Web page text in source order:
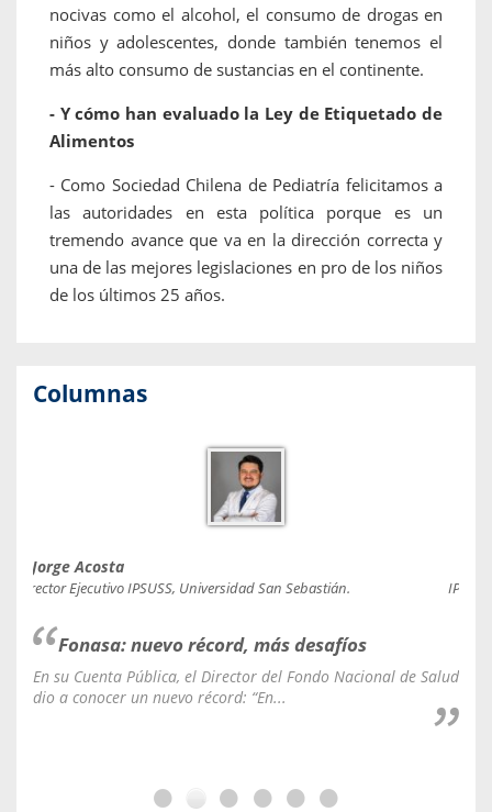
nocivas como el alcohol, el consumo de drogas en
niños y adolescentes, donde también tenemos el
más alto consumo de sustancias en el continente.
- Y cómo han evaluado la Ley de Etiquetado de
Alimentos
- Como Sociedad Chilena de Pediatría felicitamos a
las autoridades en esta política porque es un
tremendo avance que va en la dirección correcta y
una de las mejores legislaciones en pro de los niños
de los últimos 25 años.
Columnas
Jorge Acosta
Director Ejecutivo IPSUSS, Universidad San Sebastián.
Fonasa: nuevo récord, más desafíos
En su Cuenta Pública, el Director del Fondo Nacional de Salud
dio a conocer un nuevo récord: “En...